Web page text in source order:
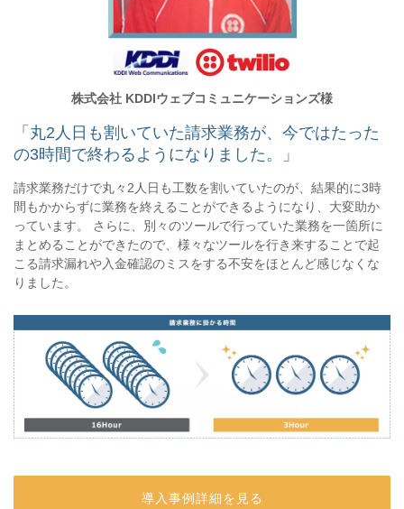
株式会社 KDDIウェブコミュニケーションズ様
「丸2人日も割いていた請求業務が、今ではたった
の3時間で終わるようになりました。」
請求業務だけで丸々2人日も工数を割いていたのが、結果的に3時
間もかからずに業務を終えることができるようになり、大変助か
っています。 さらに、別々のツールで行っていた業務を一箇所に
まとめることができたので、様々なツールを行き来することで起
こる請求漏れや入金確認のミスをする不安をほとんど感じなくな
りました。
導入事例詳細を見る